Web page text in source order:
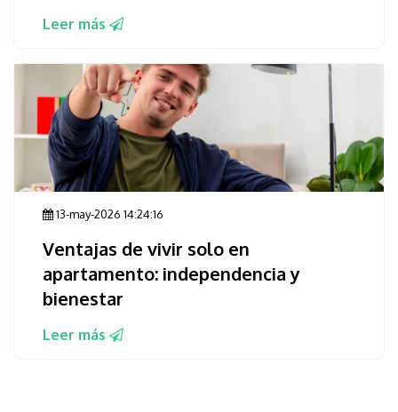
Leer más
13-may-2026 14:24:16
Ventajas de vivir solo en
apartamento: independencia y
bienestar
Leer más